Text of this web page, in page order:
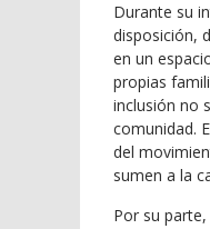
Durante su
disposición,
en un
propias
inclusión no
comunidad.
del
sumen a la
Por su